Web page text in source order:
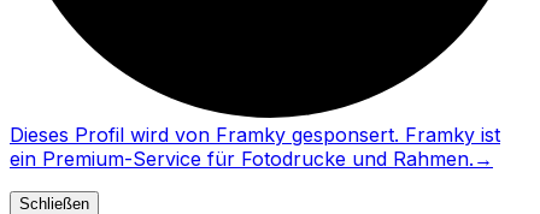
Dieses Profil wird von Framky gesponsert. Framky ist
ein Premium-Service für Fotodrucke und Rahmen. →
Schließen